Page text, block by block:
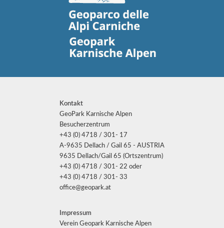
Kontakt
GeoPark Karnische Alpen
Besucherzentrum
+43 (0) 4718 / 301- 17
A-9635 Dellach / Gail 65 - AUSTRIA
9635 Dellach/Gail 65 (Ortszentrum)
+43 (0) 4718 / 301- 22 oder
+43 (0) 4718 / 301- 33
office@geopark.at
Impressum
Verein Geopark Karnische Alpen